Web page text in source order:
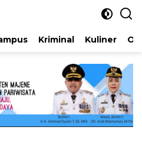
Kriminal Kuliner